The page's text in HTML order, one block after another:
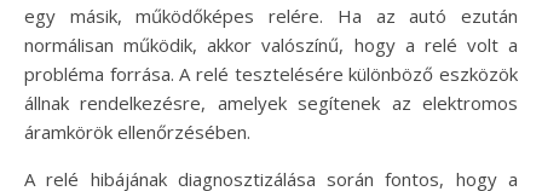
egy másik, működőképes relére. Ha az autó ezután
normálisan működik, akkor valószínű, hogy a relé volt a
probléma forrása. A relé tesztelésére különböző eszközök
állnak rendelkezésre, amelyek segítenek az elektromos
áramkörök ellenőrzésében.
A relé hibájának diagnosztizálása során fontos, hogy a